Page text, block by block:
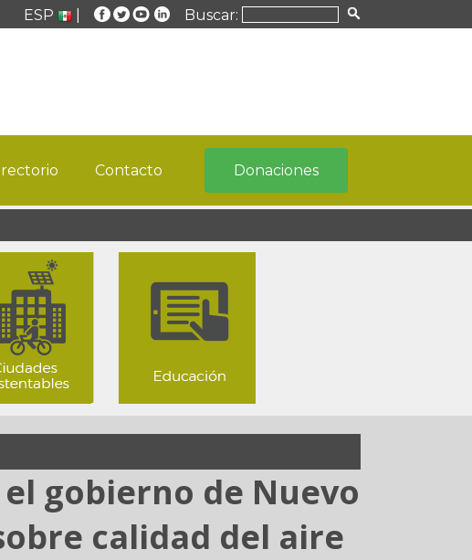
ESP Buscar:
Contacto Donaciones
el gobierno de Nuevo
calidad del aire